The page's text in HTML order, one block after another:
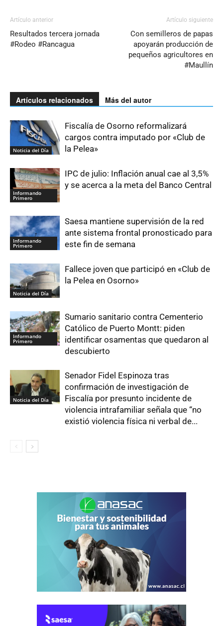
Artículo anterior
Resultados tercera jornada
#Rodeo #Rancagua
Artículo siguiente
Con semilleros de papas
apoyarán producción de
pequeños agricultores en
#Maullín
Artículos relacionados Más del autor
Noticia del Día
Fiscalía de Osorno reformalizará
cargos contra imputado por «Club de
la Pelea»
Informando
Primero
IPC de julio: Inflación anual cae al 3,5%
y se acerca a la meta del Banco Central
Informando
Primero
Saesa mantiene supervisión de la red
ante sistema frontal pronosticado para
este fin de semana
Noticia del Día
Fallece joven que participó en «Club de
la Pelea en Osorno»
Informando
Primero
Sumario sanitario contra Cementerio
Católico de Puerto Montt: piden
identificar osamentas que quedaron al
descubierto
Noticia del Día
Senador Fidel Espinoza tras
confirmación de investigación de
Fiscalía por presunto incidente de
violencia intrafamiliar señala que “no
existió violencia física ni verbal de...